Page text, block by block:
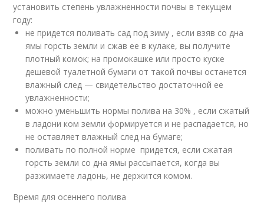
установить степень увлажненности почвы в текущем
году:
не придется поливать сад под зиму , если взяв со дна
ямы горсть земли и сжав ее в кулаке, вы получите
плотный комок; на промокашке или просто куске
дешевой туалетной бумаги от такой почвы останется
влажный след — свидетельство достаточной ее
увлажненности;
можно уменьшить нормы полива на 30% , если сжатый
в ладони ком земли формируется и не распадается, но
не оставляет влажный след на бумаге;
поливать по полной норме придется, если сжатая
горсть земли со дна ямы рассыпается, когда вы
разжимаете ладонь, не держится комом.
Время для осеннего полива